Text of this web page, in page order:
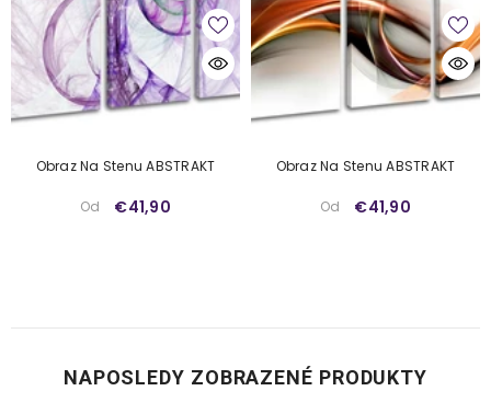
Obraz Na Stenu ABSTRAKT
Od €41,90
Obraz Na Stenu ABSTRAKT
Od €41,90
NAPOSLEDY ZOBRAZENÉ PRODUKTY